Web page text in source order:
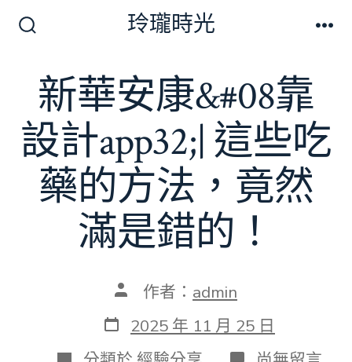
切
換
開
關
玲瓏時光
新華安康&#08靠
設計app32;| 這些吃
藥的方法，竟然
滿是錯的！
文
作
者
作者： admin
發
表
日
2025 年 11 月 25 日
分